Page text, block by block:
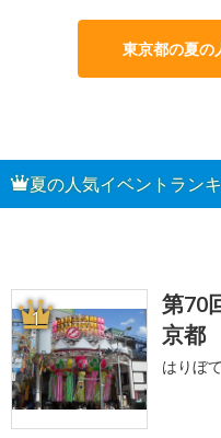
東京都の夏の
夏の人気イベントラン
1
第70
京都
はりぼ